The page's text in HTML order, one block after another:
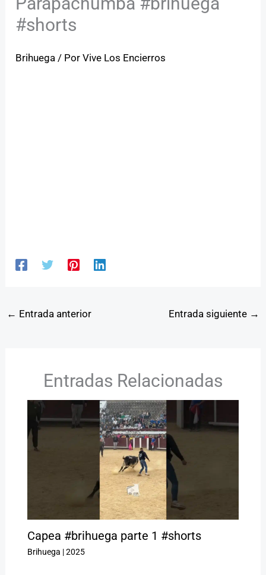
#shorts
Brihuega / PorVive Los Encierros
← Entrada anterior Entrada siguiente →
Entradas Relacionadas
Capea #brihuega parte 1 #shorts
Brihuega |2025